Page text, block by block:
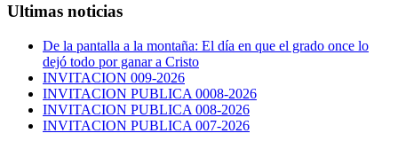
Ultimas noticias
De la pantalla a la montaña: El día en que el grado once lo
dejó todo por ganar a Cristo
INVITACION 009-2026
INVITACION PUBLICA 0008-2026
INVITACION PUBLICA 008-2026
INVITACION PUBLICA 007-2026